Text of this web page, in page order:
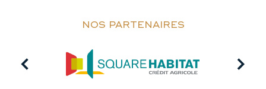
NOS PARTENAIRES